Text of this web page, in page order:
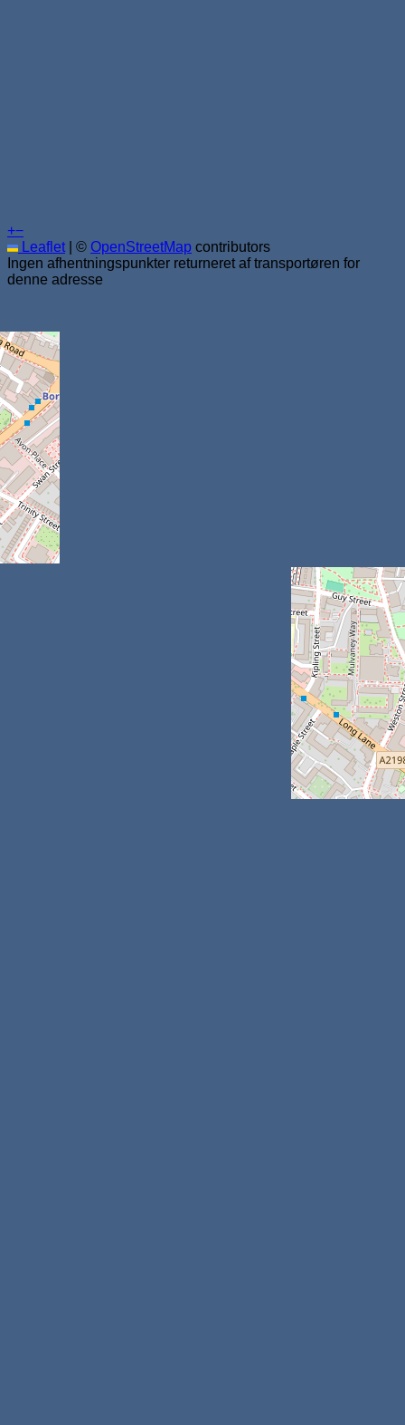
+−
Leaflet
© OpenStreetMap contributors
Ingen afhentningspunkter returneret af transportøren for
denne adresse